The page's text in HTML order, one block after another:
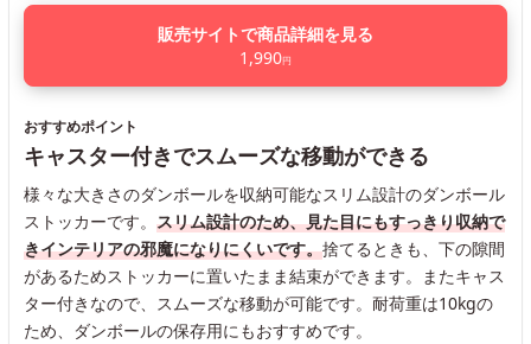
販売サイトで商品詳細を見る
1,990円
おすすめポイント
キャスター付きでスムーズな移動ができる
様々な大きさのダンボールを収納可能なスリム設計のダンボール
ストッカーです。 スリム設計のため、見た目にもすっきり収納で
きインテリアの邪魔になりにくいです。捨てるときも、下の隙間
があるためストッカーに置いたまま結束ができます。またキャス
ター付きなので、スムーズな移動が可能です。耐荷重は10kgの
ため、ダンボールの保存用にもおすすめです。